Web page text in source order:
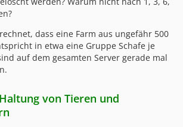
dass eine Farm aus ungefähr 500
in etwa eine Gruppe Schafe je
auf dem gesamten Server gerade mal
von Tieren und